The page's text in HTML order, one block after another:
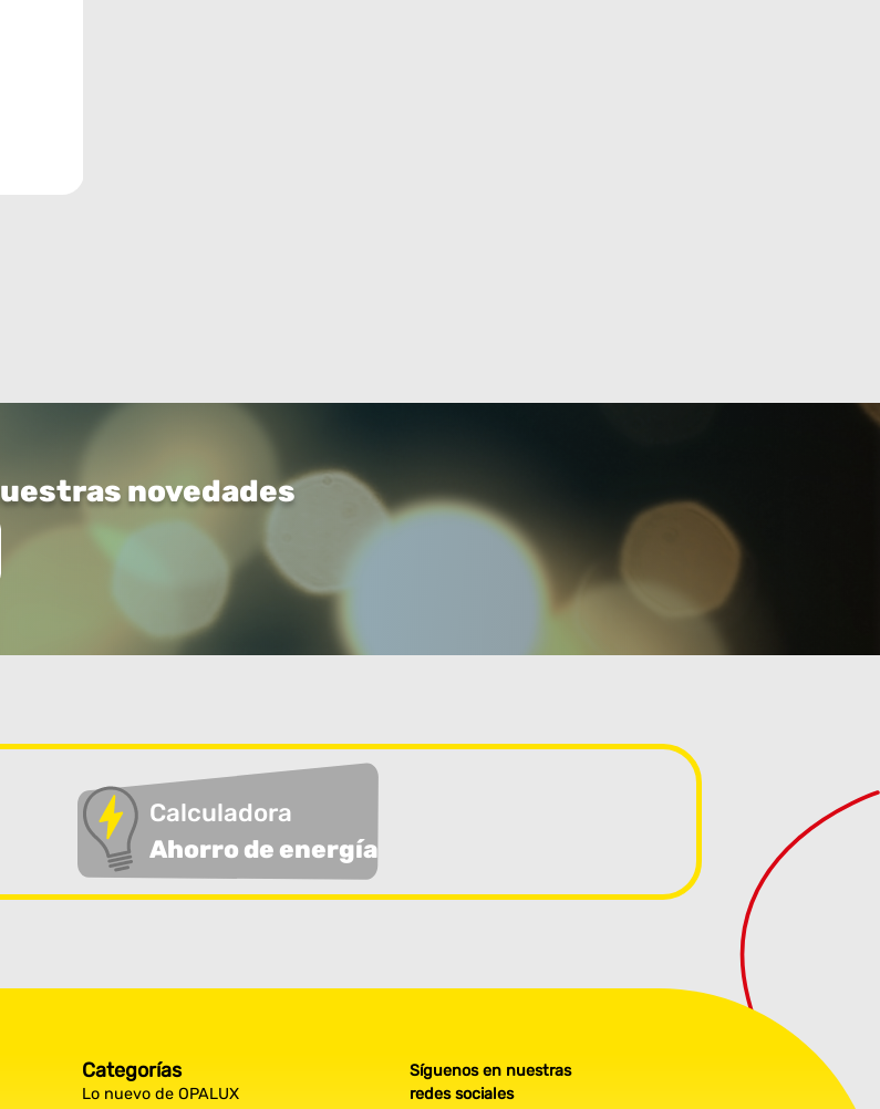
novedades
Calculadora
Ahorro de energía
Categorías
Lo nuevo de OPALUX
Síguenos en nuestras
redes sociales